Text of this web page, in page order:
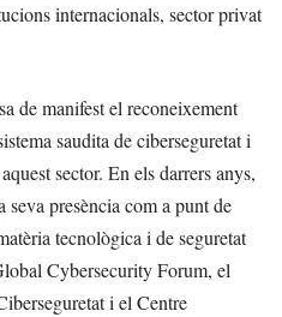
internacionals, sector privat
de manifest el reconeixement
saudita de ciberseguretat i
sector. En els darrers anys,
seva presència com a punt de
tecnològica i de seguretat
Cybersecurity Forum, el
i el Centre